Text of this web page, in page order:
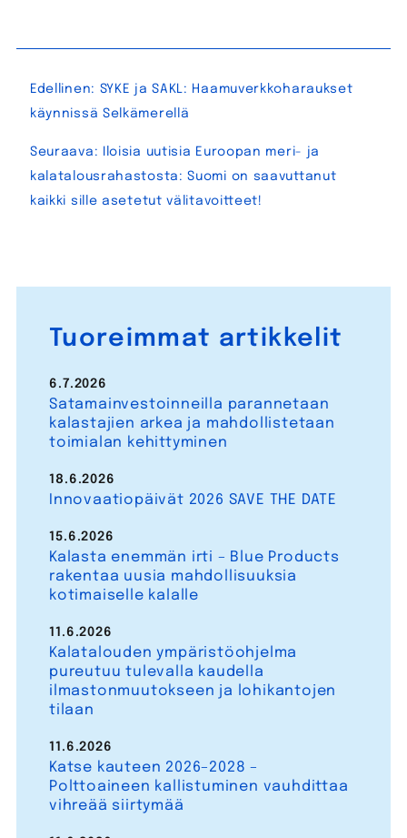
Artikkelien
selaus
Edellinen: SYKE ja SAKL: Haamuverkkoharaukset
käynnissä Selkämerellä
Seuraava:
Iloisia uutisia Euroopan meri- ja
kalatalousrahastosta: Suomi on saavuttanut
kaikki sille asetetut välitavoitteet!
Tuoreimmat artikkelit
Satamainvestoinneilla parannetaan
kalastajien arkea ja mahdollistetaan
toimialan kehittyminen
6.7.2026
Innovaatiopäivät 2026 SAVE THE DATE
18.6.2026
Kalasta enemmän irti – Blue Products
rakentaa uusia mahdollisuuksia
kotimaiselle kalalle
15.6.2026
Kalatalouden ympäristöohjelma
pureutuu tulevalla kaudella
ilmastonmuutokseen ja lohikantojen
tilaan
11.6.2026
Katse kauteen 2026–2028 –
Polttoaineen kallistuminen vauhdittaa
vihreää siirtymää
11.6.2026